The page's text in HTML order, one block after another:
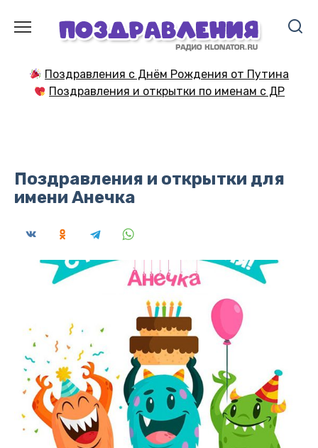
содержанию
Поздравления с Днём Рождения от Путина
Поздравления и открытки по именам с ДР
Поздравления и открытки для
имени Анечка